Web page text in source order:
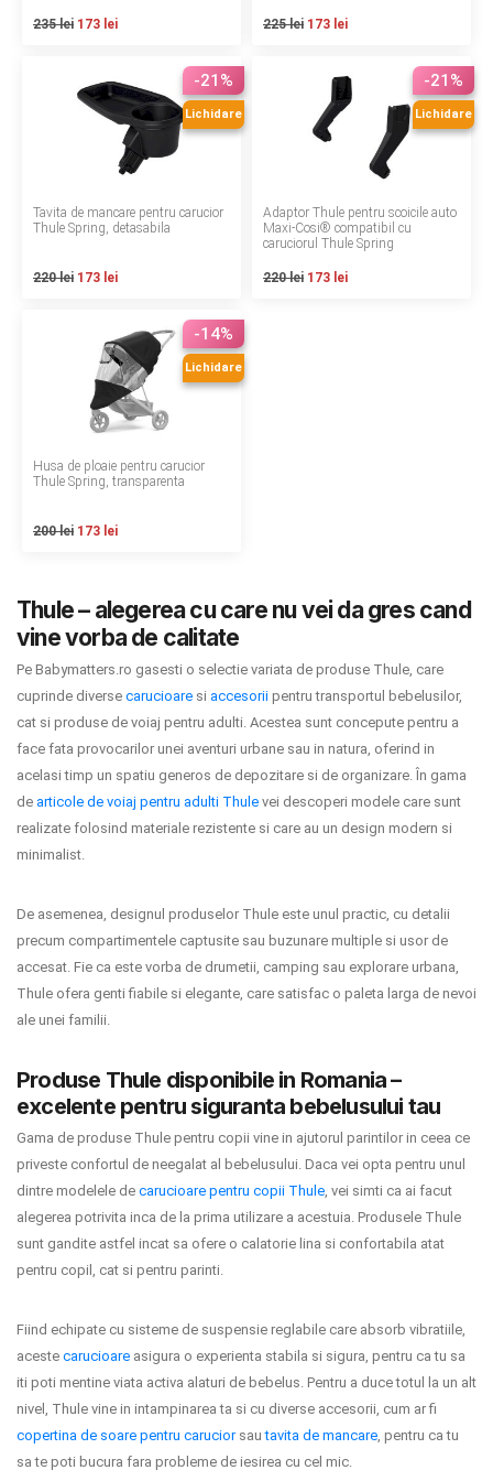
INGRIJIRE PERSONALA
BAIE SI TOALETA
Informatii companie
Showroom
Depozit
Q & A
Branduri
Termeni si conditii
Politica de utilizare cookie-uri
Modalitati de plata
Formular de retur
Garantia produselor
Instalare scaune/scoici auto
ANPC SAL
SOL
Contact
Copyright 2026 BabyMatters
235 lei 173 lei 225 lei 173 lei
-21%
Lichidare
Tavita de mancare pentru carucior
Thule Spring, detasabila
220 lei 173 lei
-21%
Lichidare
Adaptor Thule pentru scoicile auto
Maxi-Cosi® compatibil cu
caruciorul Thule Spring
220 lei 173 lei
-14%
Lichidare
Husa de ploaie pentru carucior
Thule Spring, transparenta
200 lei 173 lei
Thule – alegerea cu care nu vei da gres cand
vine vorba de calitate
Pe Babymatters.ro gasesti o selectie variata de produse Thule, care
cuprinde diverse carucioare si accesorii pentru transportul bebelusilor,
cat si produse de voiaj pentru adulti. Acestea sunt concepute pentru a
face fata provocarilor unei aventuri urbane sau in natura, oferind in
acelasi timp un spatiu generos de depozitare si de organizare. În gama
de articole de voiaj pentru adulti Thule vei descoperi modele care sunt
realizate folosind materiale rezistente si care au un design modern si
minimalist.
De asemenea, designul produselor Thule este unul practic, cu detalii
precum compartimentele captusite sau buzunare multiple si usor de
accesat. Fie ca este vorba de drumetii, camping sau explorare urbana,
Thule ofera genti fiabile si elegante, care satisfac o paleta larga de nevoi
ale unei familii.
Produse Thule disponibile in Romania –
excelente pentru siguranta bebelusului tau
Gama de produse Thule pentru copii vine in ajutorul parintilor in ceea ce
priveste confortul de neegalat al bebelusului. Daca vei opta pentru unul
dintre modelele de carucioare pentru copii Thule, vei simti ca ai facut
alegerea potrivita inca de la prima utilizare a acestuia. Produsele Thule
sunt gandite astfel incat sa ofere o calatorie lina si confortabila atat
pentru copil, cat si pentru parinti.
Fiind echipate cu sisteme de suspensie reglabile care absorb vibratiile,
aceste carucioare asigura o experienta stabila si sigura, pentru ca tu sa
iti poti mentine viata activa alaturi de bebelus. Pentru a duce totul la un alt
nivel, Thule vine in intampinarea ta si cu diverse accesorii, cum ar fi
copertina de soare pentru caruciorsau tavita de mancare, pentru ca tu
sa te poti bucura fara probleme de iesirea cu cel mic.